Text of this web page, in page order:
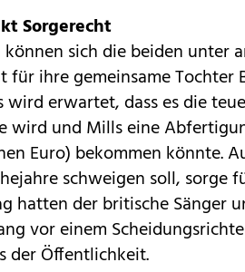
Sorgerecht
sich die beiden unter
für ihre gemeinsame Tochter
wird erwartet, dass es die
wird und Mills eine
Euro) bekommen könnte.
schweigen soll, sorge
hatten der britische Sänger
vor einem
der Öffentlichkeit.